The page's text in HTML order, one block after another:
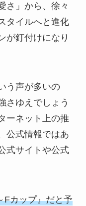
さ」から、徐々
タイルへと進化
が釘付けになり
う声が多いの
さゆえでしょう
ーネット上の推
公式情報ではあ
式サイトや公式
Fカップ』だと予